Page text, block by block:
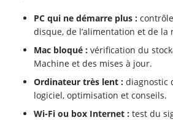
PC qui ne démarre plus :
disque, de l’alimentation et de la
Mac bloqué : vérification du
Machine et des mises à jour.
Ordinateur très lent : diagnostic
logiciel, optimisation et conseils.
Wi-Fi ou box Internet : test du